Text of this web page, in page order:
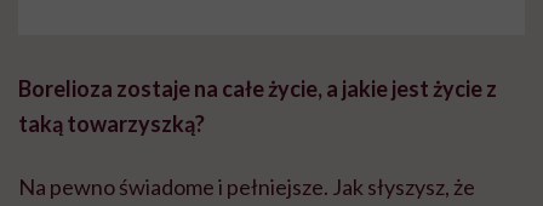
Borelioza zostaje na całe życie, a jakie jest życie z
taką towarzyszką?
Na pewno świadome i pełniejsze. Jak słyszysz, że